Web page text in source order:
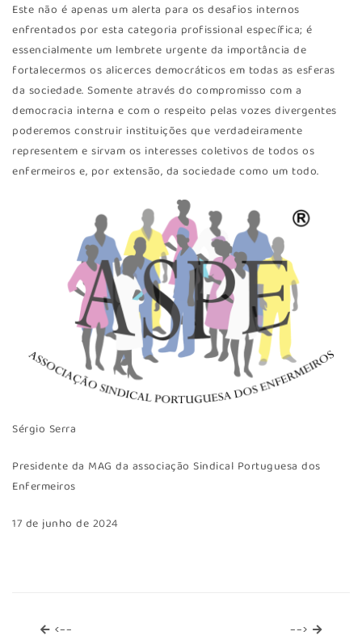
Este não é apenas um alerta para os desafios internos
enfrentados por esta categoria profissional específica; é
essencialmente um lembrete urgente da importância de
fortalecermos os alicerces democráticos em todas as esferas
da sociedade. Somente através do compromisso com a
democracia interna e com o respeito pelas vozes divergentes
poderemos construir instituições que verdadeiramente
representem e sirvam os interesses coletivos de todos os
enfermeiros e, por extensão, da sociedade como um todo.
Sérgio Serra
Presidente da MAG da associação Sindical Portuguesa dos
Enfermeiros
17 de junho de 2024
<-- --> -->